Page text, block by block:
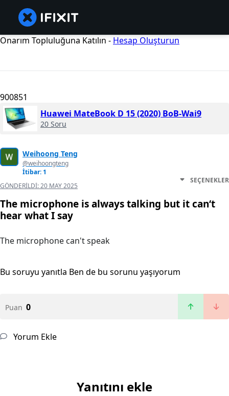
Onarım Topluluğuna Katılın - Hesap Oluşturun
900851
Huawei MateBook D 15 (2020) BoB-Wai9
20 Soru
Weihoong Teng
@weihoongteng
İtibar: 1
GÖNDERILDI:20 MAY 2025
SEÇENEKLER
The microphone is always talking but it can‘t
hear what I say
The microphone can't speak
Bu soruyu yanıtla Ben de bu sorunu yaşıyorum
Puan 0
Yorum Ekle
Yanıtını ekle